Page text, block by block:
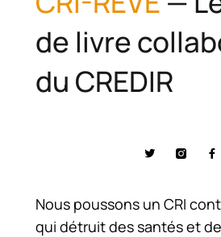
de livre
du CREDIR
Nous poussons un CRI
qui détruit des santés et